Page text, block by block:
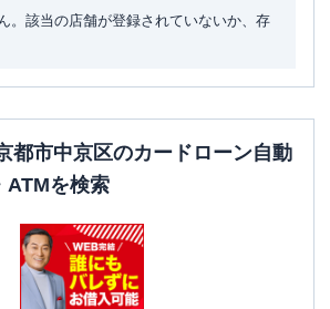
。該当の店舗が登録されていないか、存
都市中京区のカードローン自動
ATMを検索